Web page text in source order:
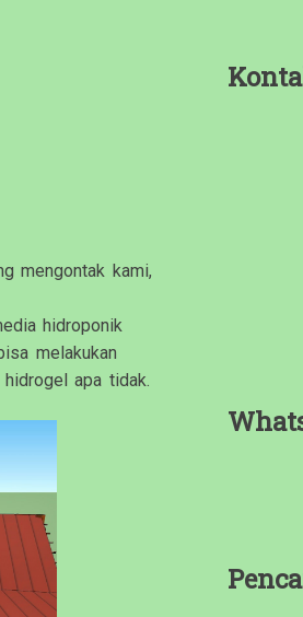
mengontak kami,
hidroponik
melakukan
apa tidak.